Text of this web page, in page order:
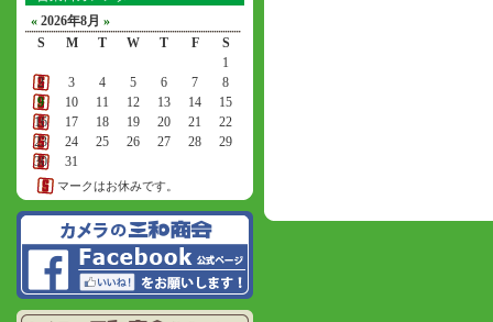
« 2026年8月 »
S
M T W T F
S
1
2
3 4 5 6 7
8
9
10 11 12 13 14
15
16
17 18 19 20 21
22
23
24 25 26 27 28
29
30
31
マークはお休みです。